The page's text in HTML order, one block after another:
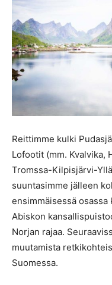
Reittimme kulki
Lofootit (mm. Kvalvika,
Tromssa-Kilpisjärvi-
suuntasimme jälleen
ensimmäisessä
Abiskon
Norjan rajaa.
muutamista
Suomessa.